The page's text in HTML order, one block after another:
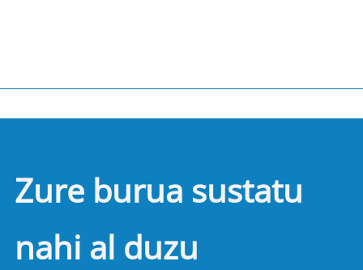
Zure burua sustatu
nahi al duzu